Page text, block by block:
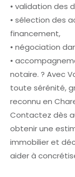
• validation des
• sélection des
financement,
• négociation
•
notaire. ? Avec
toute sérénité,
reconnu en
Contactez dès
obtenir une
immobilier et
aider à